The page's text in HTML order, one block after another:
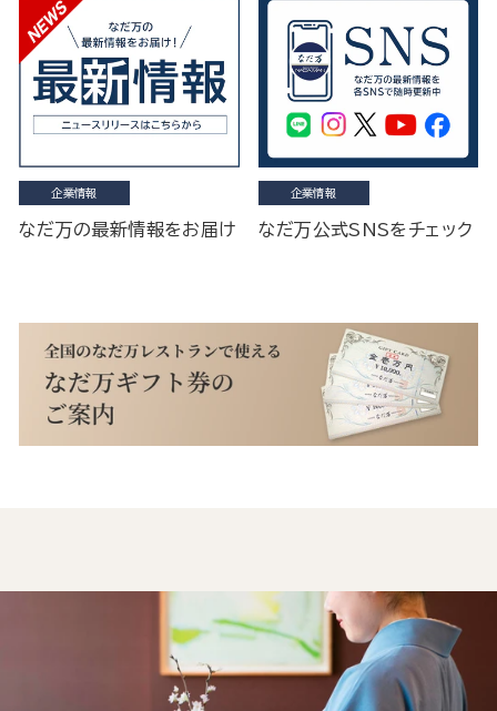
企業情報
なだ万の最新情報をお届け
企業情報
なだ万公式SNSをチェック